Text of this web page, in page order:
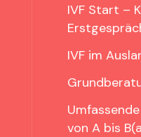
IVF Start –
IVF im
von A bis